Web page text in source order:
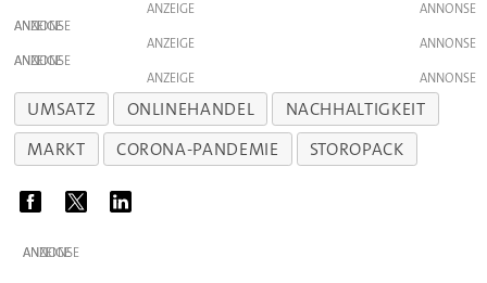
ANZEIGE
ANZEIGE
ANZEIGE
ANZEIGE
ANZEIGE
UMSATZ ONLINEHANDEL
NACHHALTIGKEIT
MARKT
CORONA-PANDEMIE STOROPACK
ANZEIGE